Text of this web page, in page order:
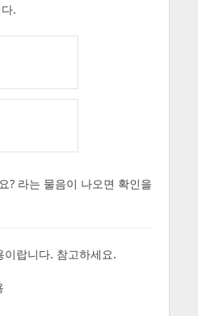
.
? 라는 물음이 나오면 확인을
랍니다. 참고하세요.